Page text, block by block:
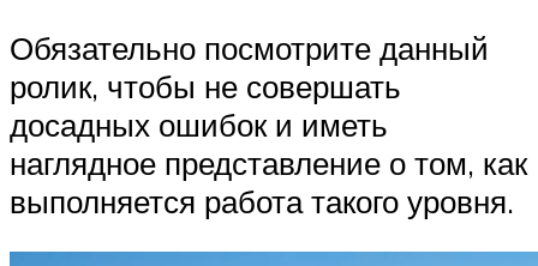
Обязательно посмотрите данный
ролик, чтобы не совершать
досадных ошибок и иметь
наглядное представление о том, как
выполняется работа такого уровня.